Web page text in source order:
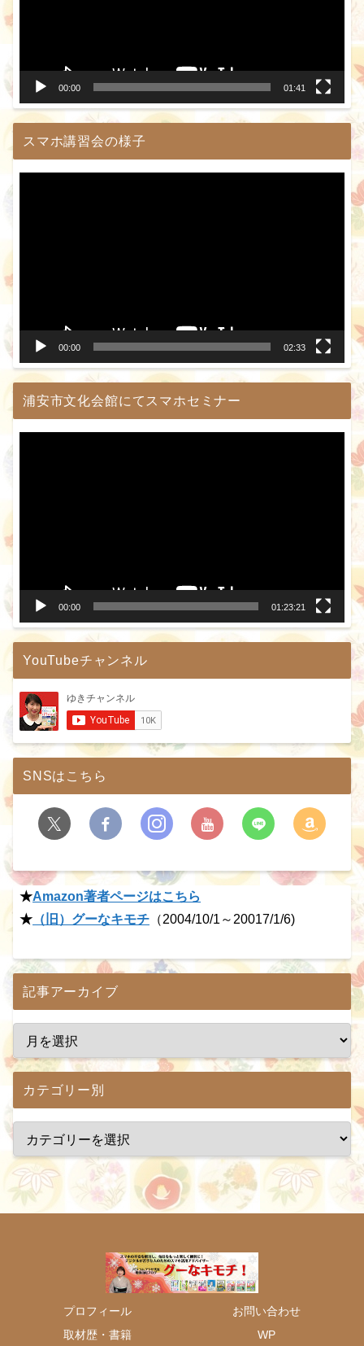
00:00 01:41
スマホ講習会の様子
00:00 02:33
浦安市文化会館にてスマホセミナー
00:00 01:23:21
YouTubeチャンネル
SNSはこちら
★Amazon著者ページはこちら
★ （旧）グーなキモチ （2004/10/1～20017/1/6)
記事アーカイブ
カテゴリー別
プロフィール
お問い合わせ
取材歴・書籍
WP